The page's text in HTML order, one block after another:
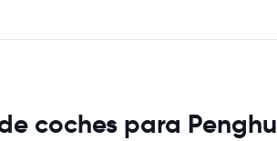
coches para Penghu